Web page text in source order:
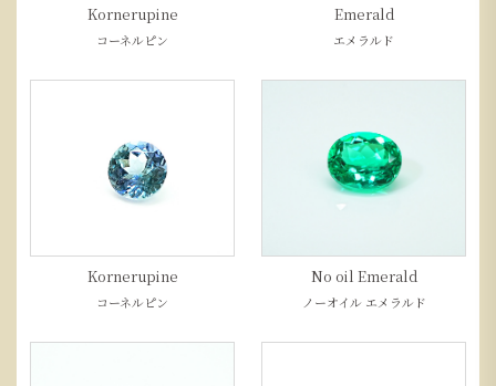
Kornerupine
コーネルピン
Emerald
エメラルド
Kornerupine
コーネルピン
No oil Emerald
ノーオイル エメラルド